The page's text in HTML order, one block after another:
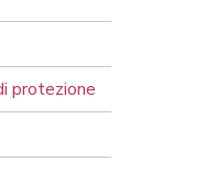
protezione